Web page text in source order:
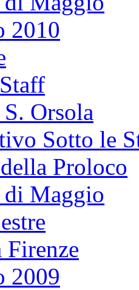
2010
S. Orsola
Sotto le
Proloco
di Maggio
Firenze
2009